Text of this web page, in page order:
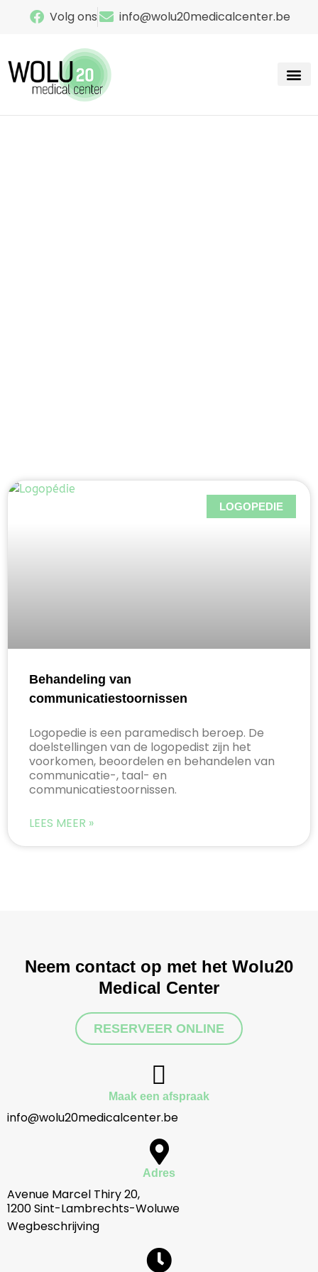
Volg ons info@wolu20medicalcenter.be
LOGOPEDIE
Behandeling van
communicatiestoornissen
Logopedie is een paramedisch beroep. De
doelstellingen van de logopedist zijn het
voorkomen, beoordelen en behandelen van
communicatie-, taal- en
communicatiestoornissen.
LEES MEER »
Neem contact op met het Wolu20
Medical Center
RESERVEER ONLINE
Maak een afspraak
info@wolu20medicalcenter.be
Adres
Avenue Marcel Thiry 20,
1200 Sint-Lambrechts-Woluwe
Wegbeschrijving